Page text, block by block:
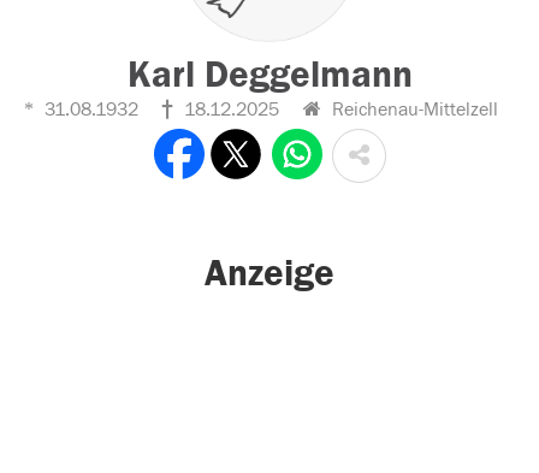
Karl Deggelmann
31.08.1932 18.12.2025 Reichenau-Mittelzell
Anzeige